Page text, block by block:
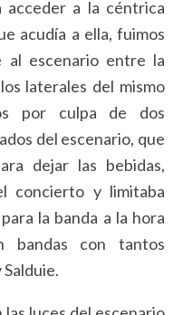
acceder a la céntrica
acudía a ella, fuimos
al escenario entre la
laterales del mismo
por culpa de dos
del escenario, que
dejar las bebidas,
concierto y limitaba
la banda a la hora
bandas con tantos